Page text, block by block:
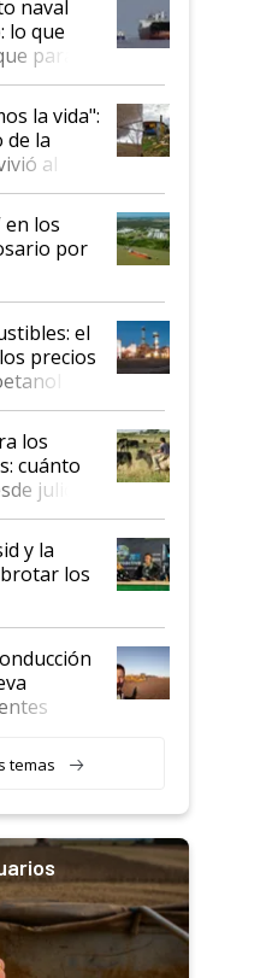
naval
lo que
parado
la vida":
de la
al
en los
por
tras
los
el
precios
los
cuánto
julio
y la
los
temas